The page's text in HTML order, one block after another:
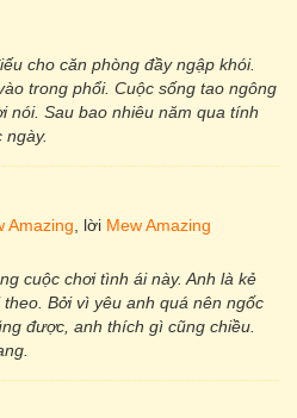
cho căn phòng đầy ngập khói.
trong phổi. Cuộc sống tao ngông
nói. Sau bao nhiêu năm qua tính
ngày.
Amazing , lời Mew Amazing
cuộc chơi tình ái này. Anh là kẻ
Bởi vì yêu anh quá nên ngốc
được, anh thích gì cũng chiều.